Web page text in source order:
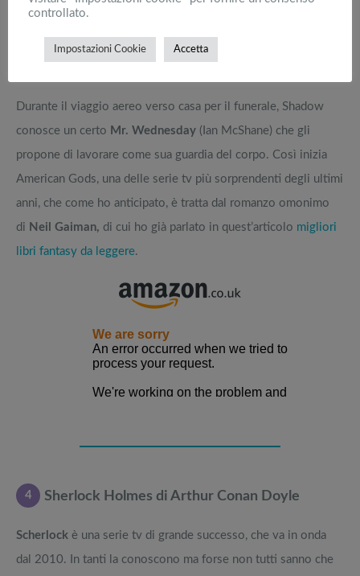
promesse di gloria. Chi sei tu per farmi desistere dal
mio dovere? Sei solo un essere umano, e uno di cui
Durante il viaggio aereo verso casa per il funerale, Shadow
conosce un certo Mr. Wednesday (Ian McShane) che gli
propone di lavorare come sua guardia del corpo. Così inizia
American Gods, una delle serie tv più sorprendenti degli ultimi
anni, che come ho anticipato, è tratta dal romanzo omonimo
di Neil Gaiman, di cui ho già parlato in quest’articolo migliori
libri fantasy da leggere.
4 Sherlock Holmes di Arthur Conan Doyle
Scherlock è una serie tv di grande successo, che va in onda
dal 2010. In tanti la conoscono ma forse non tutti sanno che
controllato.
Impostazioni Cookie Accetta